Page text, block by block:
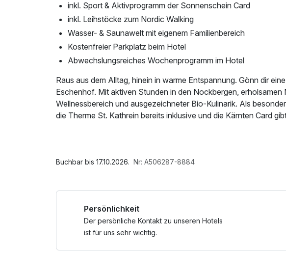
inkl. Sport & Aktivprogramm der Sonnenschein Card
inkl. Leihstöcke zum Nordic Walking
Wasser- & Saunawelt mit eigenem Familienbereich
Kostenfreier Parkplatz beim Hotel
Abwechslungsreiches Wochenprogramm im Hotel
Raus aus dem Alltag, hinein in warme Entspannung. Gönn dir
Eschenhof. Mit aktiven Stunden in den Nockbergen, erholsamen
Wellnessbereich und ausgezeichneter Bio-Kulinarik. Als
die Therme St. Kathrein bereits inklusive und die Kärnten Card
Abschiedsgeschenk, Nutzung des Wellnessbereichs, W-LAN
Buchbar bis 17.10.2026. Nr: A506287-8884
Persönlichkeit
Der persönliche Kontakt zu unseren Hotels
ist für uns sehr wichtig.